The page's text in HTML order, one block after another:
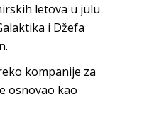
letova u julu
i Džefa
kompanije za
osnovao kao